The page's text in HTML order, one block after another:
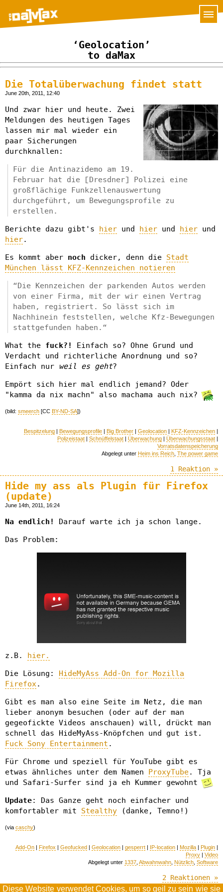
Diese Website verwendetCookies, um so geil zu sein wie sie
‘Geolocation’
to daMax
Die Totalüberwachung findet statt
June 20th, 2011, 12:40
Und zwar hier und heute. Zwei
Meldungen des heutigen Tages
lassen mir mal wieder ein
paar Sicherungen
durchknallen:
Für die Antinazidemo am 19.
Februar hat die [Dresdner] Polizei eine
großflächige Funkzellenauswertung
durchgeführt, um Bewegungsprofile zu
erstellen.
Berichte dazu gibt's hier und hier und hier und
hier.
Es kommt aber noch dicker, denn die Stadt
München lässt KFZ-Kennzeichen notieren
“Die Kennzeichen der parkenden Autos werden
von einer Firma, mit der wir einen Vertrag
haben, registriert. So lässt sich im
Nachhinein feststellen, welche Kfz-Bewegungen
stattgefunden haben.“
What the fuck?!
Einfach so? Ohne Grund und
Verdacht und richterliche Anordnung und so?
Einfach nur
weil es geht?
Empört sich hier mal endlich jemand? Oder
"kamma da nix machn" also machama auch nix?
(bild: smeerch [CC BY-ND-SA])
Bespitzelung | Bewegungsprofile | Big Brother | Geolocation | KFZ-Kennzeichen |
Polizeistaat | Schnüffelstaat | Überwachung | Überwachungsstaat |
Vorratsdatenspeicherung
Abgelegt unter Heim ins Reich The power game
1 Reaktion »
Hide my ass als Plugin für Firefox
(update)
June 14th, 2011, 16:24
Na endlich!
Darauf warte ich ja schon lange.
Das Problem:
z.B. hier.
Die Lösung: HideMyAss Add-On for Mozilla
Firefox.
Gibt es man also eine Seite im Netz, die man
lieber anonym besuchen (oder auf der man
gegeofickte Videos anschauen) will, drückt man
schnell das HideMyAss-Knöpfchen und gut ist.
Fuck Sony Entertainment .
Für Chrome und speziell für YouTube gibt es
etwas ähnliches unter dem Namen ProxyTube. Tja
und Safari-Surfer sind ja eh Kummer gewohnt
Update: Das Ganze geht noch einfacher und
komfortabler mit Stealthy (danke, Temno!)
(via caschy)
Add-On | Firefox | Geofucked | Geolocation | gesperrt | IP-location | Mozilla | Plugin |
Proxy | Video
Abgelegt unter 1337 Abwahnwahn Nützlich Software
2 Reaktionen »